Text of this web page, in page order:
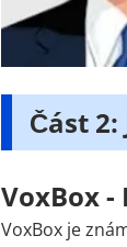
Část
VoxBox -
VoxBox je